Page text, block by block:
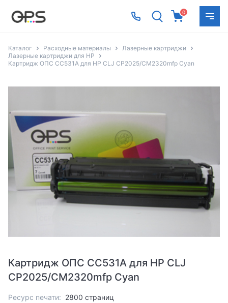
0
Каталог Расходные материалы
Лазерные картриджи
Лазерные картриджи для HP
Картридж ОПС CC531A для HP CLJ CP2025/CM2320mfp Cyan
Картридж ОПС CC531A для HP CLJ
CP2025/CM2320mfp Cyan
Ресурс печати: 2800 страниц